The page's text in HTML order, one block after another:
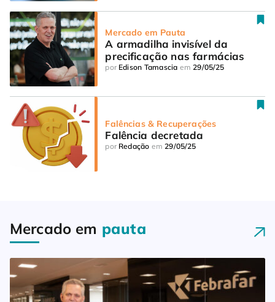
Mercado em Pauta
A armadilha invisível da
precificação nas farmácias
por Edison Tamascia em29/05/25
Falências & Recuperações
Falência decretada
por Redação em29/05/25
Mercado em pauta